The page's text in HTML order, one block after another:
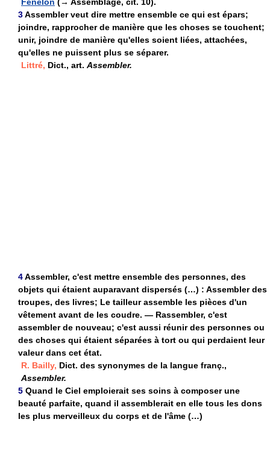
3Assembler veut dire mettre ensemble ce qui est épars;
joindre, rapprocher de manière que les choses se touchent;
unir, joindre de manière qu'elles soient liées, attachées,
qu'elles ne puissent plus se séparer.
Littré, Dict., art. Assembler.
4Assembler, c'est mettre ensemble des personnes, des
objets qui étaient auparavant dispersés (…) : Assembler des
troupes, des livres; Le tailleur assemble les pièces d'un
vêtement avant de les coudre. — Rassembler, c'est
assembler de nouveau; c'est aussi réunir des personnes ou
des choses qui étaient séparées à tort ou qui perdaient leur
valeur dans cet état.
R. Bailly, Dict. des synonymes de la langue franç.,
Assembler.
5 Quand le Ciel emploierait ses soins à composer une
beauté parfaite, quand il assemblerait en elle tous les dons
les plus merveilleux du corps et de l'âme (…)